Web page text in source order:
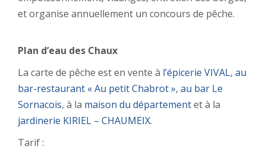
et organise annuellement un concours de pêche.
Plan d’eau des Chaux
La carte de pêche est en vente à l’épicerie VIVAL, au
bar-restaurant « Au petit Chabrot », au bar Le
Sornacois, à la maison du départementet à la
jardinerie KIRIEL – CHAUMEIX.
Tarif :